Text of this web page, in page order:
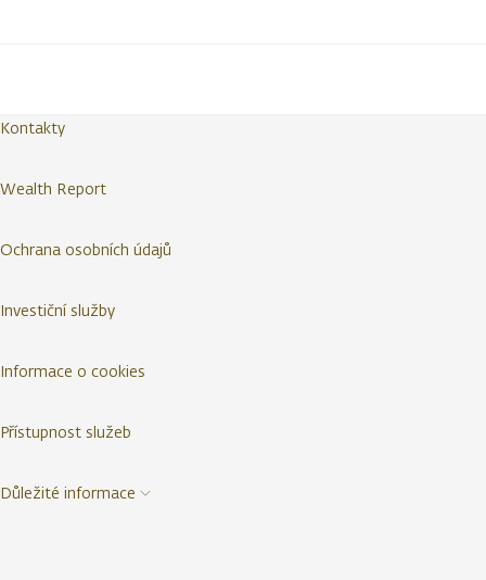
Kontakty
Wealth Report
Ochrana osobních údajů
Investiční služby
Informace o cookies
Přístupnost služeb
Důležité informace